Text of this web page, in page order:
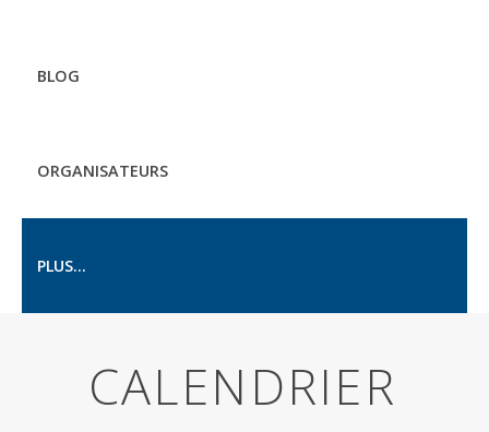
BLOG
ORGANISATEURS
PLUS...
CALENDRIER